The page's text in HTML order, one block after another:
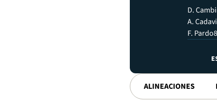
D.
A.
F. Pardo
ALINEACIONES